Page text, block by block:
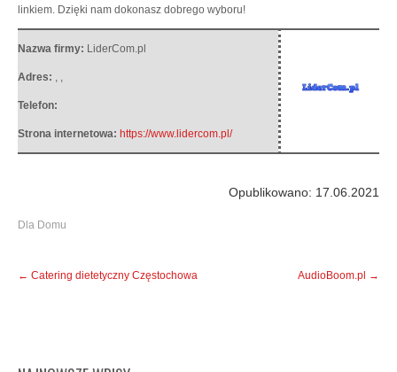
linkiem. Dzięki nam dokonasz dobrego wyboru!
Nazwa firmy: LiderCom.pl
Adres:
Telefon:
Strona internetowa: https://www.lidercom.pl/
Opublikowano: 17.06.2021
Dla Domu
navigation
← Catering dietetyczny Częstochowa AudioBoom.pl →